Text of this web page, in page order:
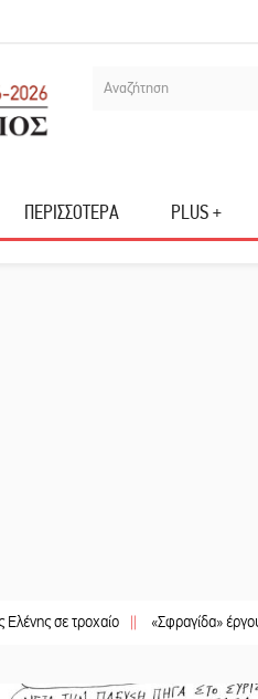
ΠΕΡΙΣΣΟΤΕΡΑ PLUS +
|| «Σφραγίδα» έργου και